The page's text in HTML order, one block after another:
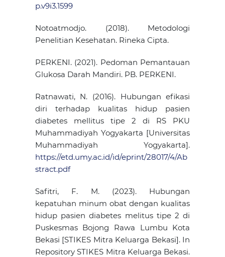
p.v9i3.1599
Notoatmodjo. (2018). Metodologi
Penelitian Kesehatan. Rineka Cipta.
PERKENI. (2021). Pedoman Pemantauan
Glukosa Darah Mandiri. PB. PERKENI.
Ratnawati, N. (2016). Hubungan efikasi
diri terhadap kualitas hidup pasien
diabetes mellitus tipe 2 di RS PKU
Muhammadiyah Yogyakarta [Universitas
Muhammadiyah Yogyakarta].
https://etd.umy.ac.id/id/eprint/28017/4/Ab
stract.pdf
Safitri, F. M. (2023). Hubungan
kepatuhan minum obat dengan kualitas
hidup pasien diabetes melitus tipe 2 di
Puskesmas Bojong Rawa Lumbu Kota
Bekasi [STIKES Mitra Keluarga Bekasi]. In
Repository STIKES Mitra Keluarga Bekasi.